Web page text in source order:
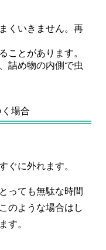
くいきません。再
ことがあります。
詰め物の内側で虫
場合
ぐに外れます。
っても無駄な時間
のような場合はし
す。